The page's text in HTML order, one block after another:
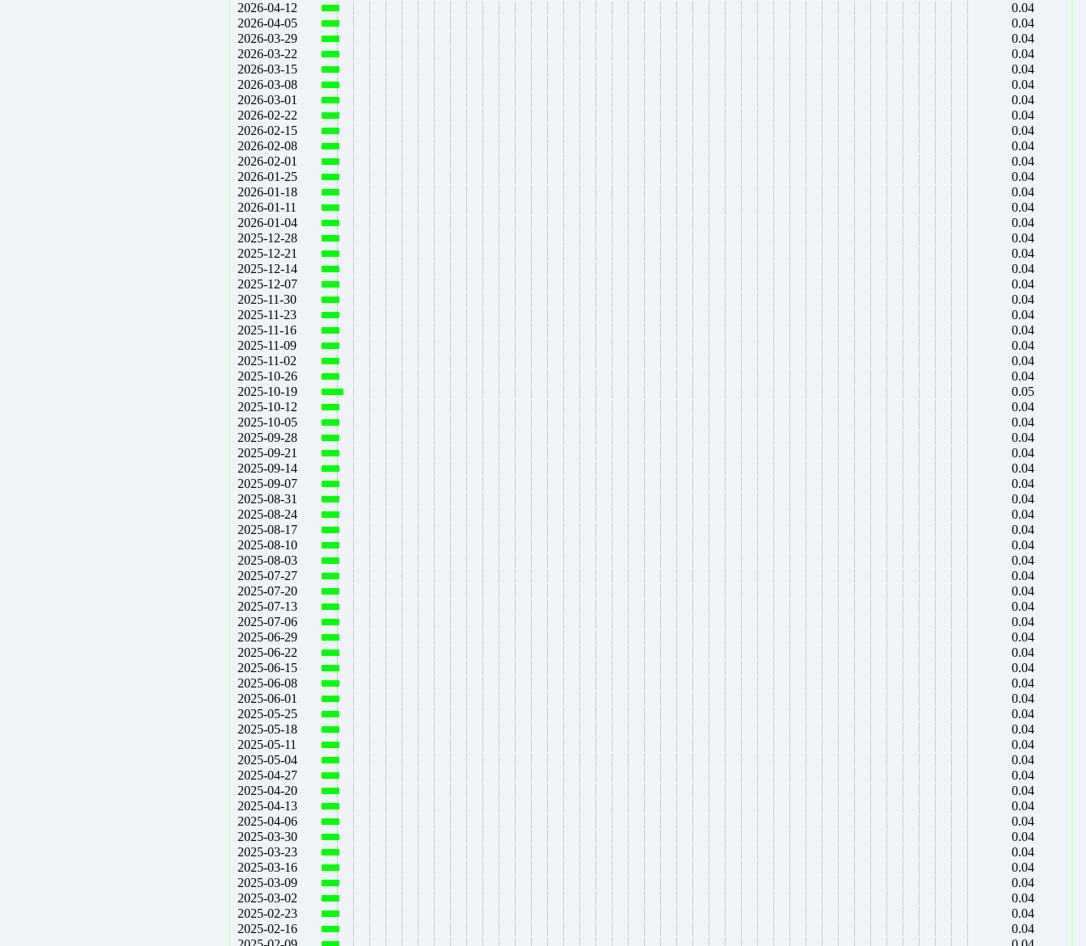
2026-04-12
0.04
2026-04-05
0.04
2026-03-29
0.04
2026-03-22
0.04
2026-03-15
0.04
2026-03-08
0.04
2026-03-01
0.04
2026-02-22
0.04
2026-02-15
0.04
2026-02-08
0.04
2026-02-01
0.04
2026-01-25
0.04
2026-01-18
0.04
2026-01-11
0.04
2026-01-04
0.04
2025-12-28
0.04
2025-12-21
0.04
2025-12-14
0.04
2025-12-07
0.04
2025-11-30
0.04
2025-11-23
0.04
2025-11-16
0.04
2025-11-09
0.04
2025-11-02
0.04
2025-10-26
0.04
2025-10-19
0.05
2025-10-12
0.04
2025-10-05
0.04
2025-09-28
0.04
2025-09-21
0.04
2025-09-14
0.04
2025-09-07
0.04
2025-08-31
0.04
2025-08-24
0.04
2025-08-17
0.04
2025-08-10
0.04
2025-08-03
0.04
2025-07-27
0.04
2025-07-20
0.04
2025-07-13
0.04
2025-07-06
0.04
2025-06-29
0.04
2025-06-22
0.04
2025-06-15
0.04
2025-06-08
0.04
2025-06-01
0.04
2025-05-25
0.04
2025-05-18
0.04
2025-05-11
0.04
2025-05-04
0.04
2025-04-27
0.04
2025-04-20
0.04
2025-04-13
0.04
2025-04-06
0.04
2025-03-30
0.04
2025-03-23
0.04
2025-03-16
0.04
2025-03-09
0.04
2025-03-02
0.04
2025-02-23
0.04
2025-02-16
0.04